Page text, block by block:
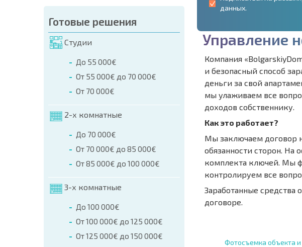
Готовые решения
Студии
До 55 000€
От 55 000€ до 70 000€
От 70 000€
2-х комнатные
До 70 000€
От 70 000€ до 85 000€
От 85 000€ до 100 000€
3-х комнатные
До 100 000€
От 100 000€ до 125 000€
От 125 000€ до 150 000€
данных.
Управление н
Компания
и безопасный способ
деньги за свой
мы улаживаем все
доходов собственнику.
Как это работает?
Мы заключаем договор
обязанности сторон. На
комплекта ключей. Мы
контролируем все
Заработанные
договоре.
Фотосъемка объекта